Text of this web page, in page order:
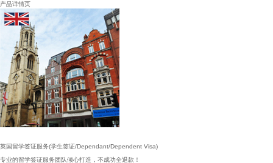
产品详情页
英国留学签证服务(学生签证/Dependant/Dependent Visa)
专业的留学签证服务团队倾心打造，不成功全退款！